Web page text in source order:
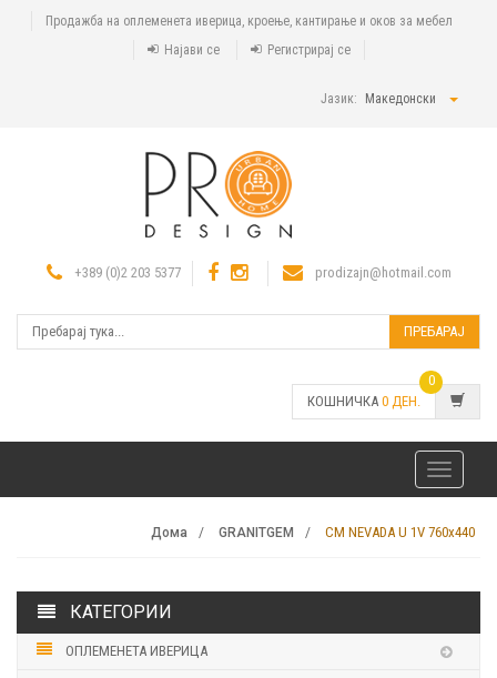
Продажба на оплеменета иверица, кроење, кантирање и оков за мебел
Најави се
Регистрирај се
Јазик: Македонски
+389 (0)2 203 5377 prodizajn@hotmail.com
ПРЕБАРАЈ
КОШНИЧКА 0 ДЕН.
0
Toggle
navigation
Дома GRANITGEM CM NEVADA U 1V 760х440
КАТЕГОРИИ
ОПЛЕМЕНЕТА ИВЕРИЦА